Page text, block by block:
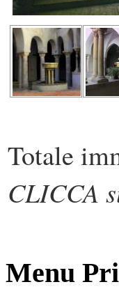
Totale
CLICCA
Menu